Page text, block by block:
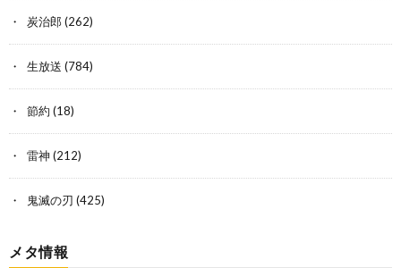
炭治郎 (262)
生放送 (784)
節約 (18)
雷神 (212)
鬼滅の刃 (425)
メタ情報